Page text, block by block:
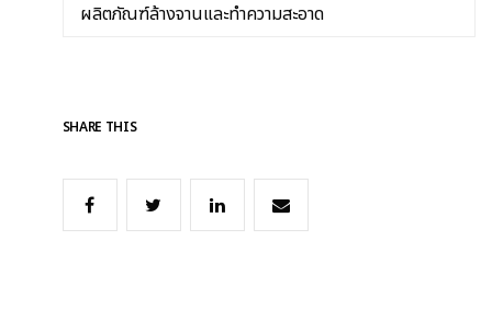
ผลิตภัณฑ์ล้างจานและทำความสะอาด
SHARE THIS